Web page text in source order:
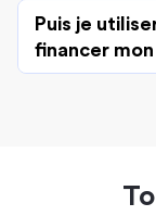
Puis je
financer